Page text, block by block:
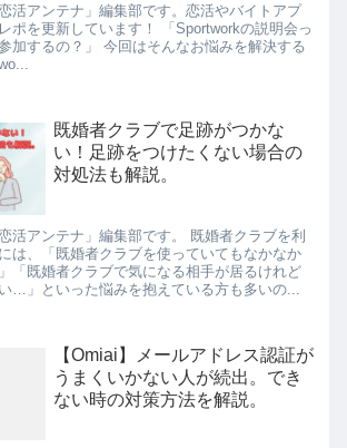
活アンテナ」編集部です。恋活やバイトアプ
ポを更新しています！ 「Sportworkの説明会っ
加するの？」 今回はそんなお悩みを解決する
既婚者クラブで足跡がつかな
い！足跡をつけたくない場合の
対処法も解説。
活アンテナ」編集部です。 既婚者クラブを利
は、「既婚者クラブを使っていてもなかなか
「既婚者クラブで気になる相手が居るけれど
…」といった悩みを抱えている方も多いの...
【Omiai】メールアドレス認証が
うまくいかない人が続出。でき
ない時の対策方法を解説。